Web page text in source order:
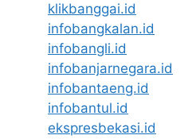
klikbanggai.id
infobangkalan.id
infobangli.id
infobanjarnegara.id
infobantaeng.id
infobantul.id
ekspresbekasi.id